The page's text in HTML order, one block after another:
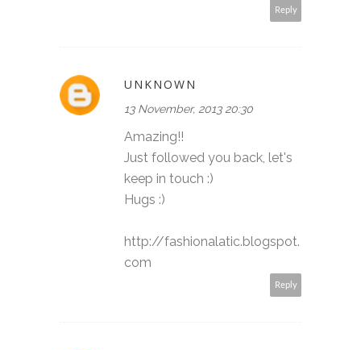
Reply
UNKNOWN
13 November, 2013 20:30
Amazing!!
Just followed you back, let's
keep in touch :)
Hugs :)
http://fashionalatic.blogspot.
com
Reply